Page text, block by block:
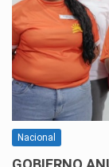
Nacional